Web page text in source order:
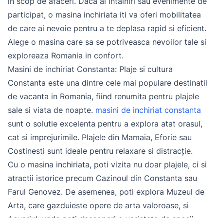
participat, o masina inchiriata iti va oferi mobilitatea
de care ai nevoie pentru a te deplasa rapid si eficient.
Alege o masina care sa se potriveasca nevoilor tale si
exploreaza Romania in confort.
Masini de inchiriat Constanta: Plaje si cultura
Constanta este una dintre cele mai populare destinatii
de vacanta in Romania, fiind renumita pentru plajele
sale si viata de noapte. masini de inchiriat constanta
sunt o solutie excelenta pentru a explora atat orasul,
cat si imprejurimile. Plajele din Mamaia, Eforie sau
Costinesti sunt ideale pentru relaxare si distracție.
Cu o masina inchiriata, poti vizita nu doar plajele, ci si
atractii istorice precum Cazinoul din Constanta sau
Farul Genovez. De asemenea, poti explora Muzeul de
Arta, care gazduieste opere de arta valoroase, si